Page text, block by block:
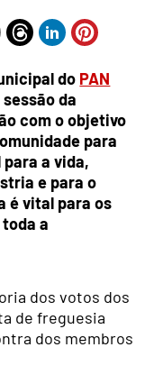
do PAN
da
com o objetivo
para
a vida,
e para o
é vital para os
a
dos votos dos
de freguesia
dos membros